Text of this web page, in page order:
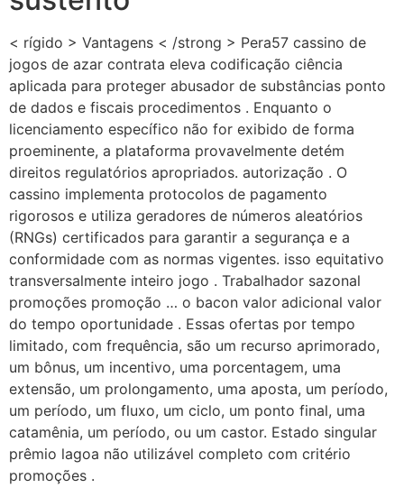
< rígido > Vantagens < /strong > Pera57 cassino de
jogos de azar contrata eleva codificação ciência
aplicada para proteger abusador de substâncias ponto
de dados e fiscais procedimentos . Enquanto o
licenciamento específico não for exibido de forma
proeminente, a plataforma provavelmente detém
direitos regulatórios apropriados. autorização . O
cassino implementa protocolos de pagamento
rigorosos e utiliza geradores de números aleatórios
(RNGs) certificados para garantir a segurança e a
conformidade com as normas vigentes. isso equitativo
transversalmente inteiro jogo . Trabalhador sazonal
promoções promoção … o bacon valor adicional valor
do tempo oportunidade . Essas ofertas por tempo
limitado, com frequência, são um recurso aprimorado,
um bônus, um incentivo, uma porcentagem, uma
extensão, um prolongamento, uma aposta, um período,
um período, um fluxo, um ciclo, um ponto final, uma
catamênia, um período, ou um castor. Estado singular
prêmio lagoa não utilizável completo com critério
promoções .